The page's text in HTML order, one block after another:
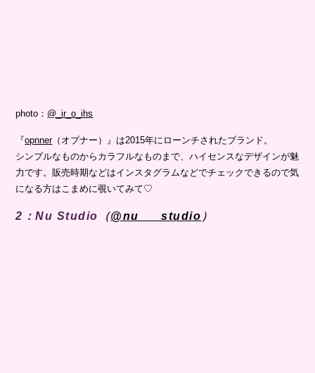
photo： @_ir_o_ihs
『opnner（オプナー）』は2015年にローンチされたブランド。
シンプルなものからカラフルなものまで、ハイセンスなデザインが魅
力です。販売時期などはインスタグラムなどでチェックできるので気
になる方はこまめに覗いてみて♡
2：Nu Studio（@nu___studio ）